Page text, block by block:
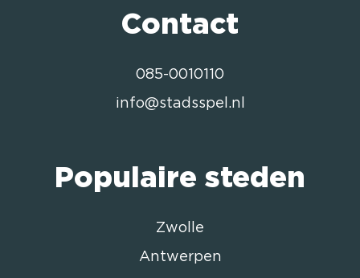
Contact
085-0010110
info@stadsspel.nl
Populaire steden
Zwolle
Antwerpen